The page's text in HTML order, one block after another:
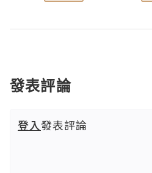
發表評論
登入發表評論